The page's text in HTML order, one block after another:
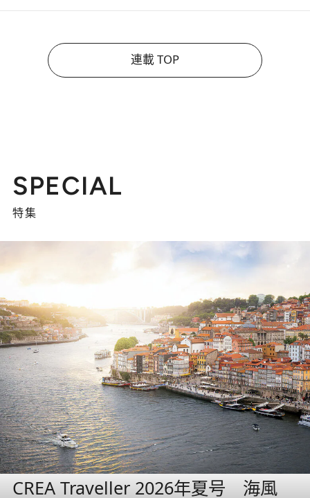
連載 TOP
SPECIAL
特集
CREA Traveller 2026年夏号 海風